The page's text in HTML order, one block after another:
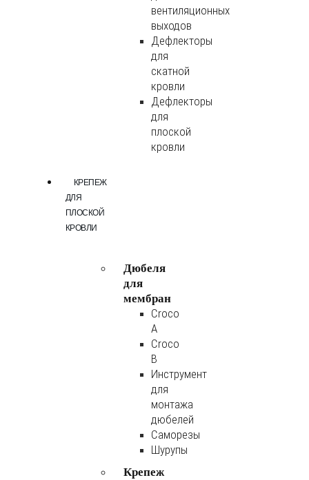
вентиляционных
выходов
Дефлекторы
для
скатной
кровли
Дефлекторы
для
плоской
кровли
КРЕПЕЖ
ДЛЯ
ПЛОСКОЙ
КРОВЛИ
Дюбеля
для
мембран
Croco
A
Croco
B
Инструмент
для
монтажа
дюбелей
Саморезы
Шурупы
Крепеж